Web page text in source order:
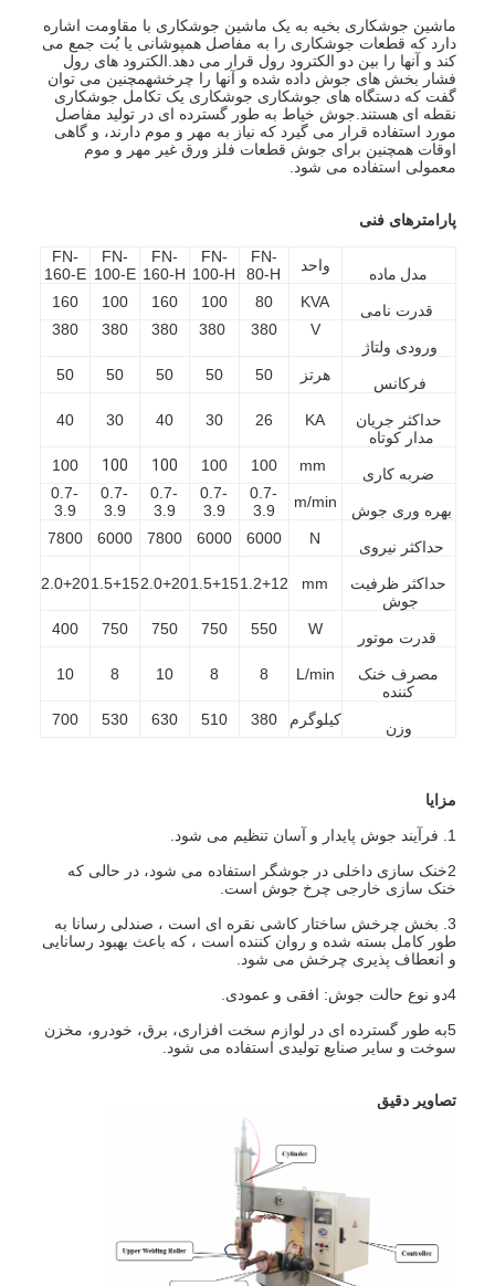
خانه
محصولات
دربارهی ما
کارخانه تور
تماس با ما
حالا حرف بزن
ماشین جوشکاری بخیه به یک ماشین جوشکاری با مقاومت اشاره
دارد که قطعات جوشکاری را به مفاصل همپوشانی یا بُت جمع می
کند و آنها را بین دو الکترود رول قرار می دهد.الکترود های رول
فشار بخش های جوش داده شده و آنها را چرخشهمچنین می توان
گفت که دستگاه های جوشکاری جوشکاری یک تکامل جوشکاری
نقطه ای هستند.جوش خیاط به طور گسترده ای در تولید مفاصل
مورد استفاده قرار می گیرد که نیاز به مهر و موم دارند، و گاهی
اوقات همچنین برای جوش قطعات فلز ورق غیر مهر و موم
معمولی استفاده می شود.
پارامترهای فنی
مدل ماده واحد
FN-
80-H
FN-
100-H
FN-
160-H
FN-
100-E
FN-
160-E
قدرت نامی KVA
80
100
160
100
160
ورودی ولتاژ
V
380
380
380
380
380
فرکانس هرتز 50
50
50
50
50
حداکثر جریان
مدار کوتاه
KA
26
30
40
30
40
ضربه کاری mm
100
100
100
100
100
بهره وری جوش m/min
0.7-
3.9
0.7-
3.9
0.7-
3.9
0.7-
3.9
0.7-
3.9
حداکثر نیروی N
6000
6000
7800
6000
7800
حداکثر ظرفیت
جوش
mm
1.2+12
1.5+15
2.0+20
1.5+15
2.0+20
قدرت موتور W
550
750
750
750
400
مصرف خنک
کننده
L/min
8
8
10
8
10
وزن کیلوگرم 380
510
630
530
700
مزایا
1. فرآیند جوش پایدار و آسان تنظیم می شود.
2خنک سازی داخلی در جوشگر استفاده می شود، در حالی که
خنک سازی خارجی چرخ جوش است.
3. بخش چرخش ساختار کاشی نقره ای است ، صندلی رسانا به
طور کامل بسته شده و روان کننده است ، که باعث بهبود رسانایی
و انعطاف پذیری چرخش می شود.
4دو نوع حالت جوش: افقی و عمودی.
5به طور گسترده ای در لوازم سخت افزاری، برق، خودرو، مخزن
سوخت و سایر صنایع تولیدی استفاده می شود.
تصاویر دقیق